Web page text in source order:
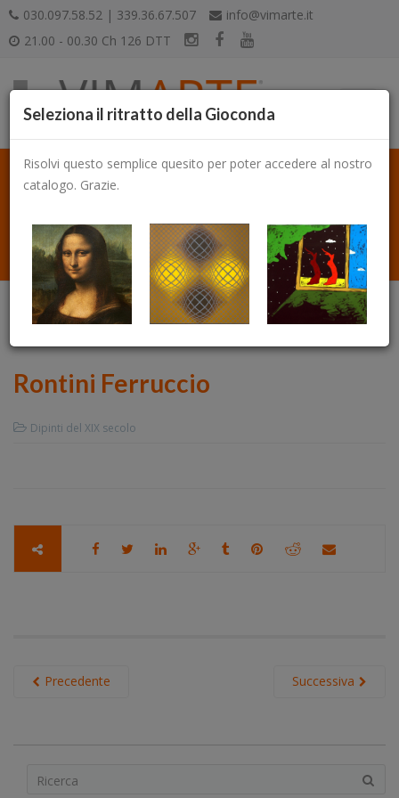
030.097.58.52 | 339.36.67.507
info@vimarte.it
21.00 - 00.30 Ch 126 DTT
Rontini Ferruccio
Dipinti del XIX secolo
Successiva
Precedente
Seleziona il ritratto della Gioconda
Risolvi questo semplice quesito per poter accedere al nostro
catalogo. Grazie.